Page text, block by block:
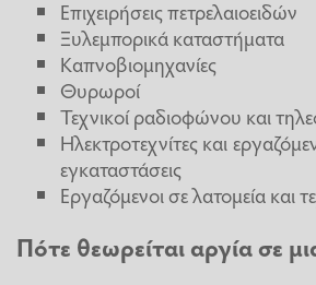
Επιχειρήσεις πετρελαιοειδών
Ξυλεμπορικά καταστήματα
Καπνοβιομηχανίες
Θυρωροί
Τεχνικοί ραδιοφώνου και
Ηλεκτροτεχνίτες και
εγκαταστάσεις
Εργαζόμενοι σε λατομεία και
Πότε θεωρείται αργία σε